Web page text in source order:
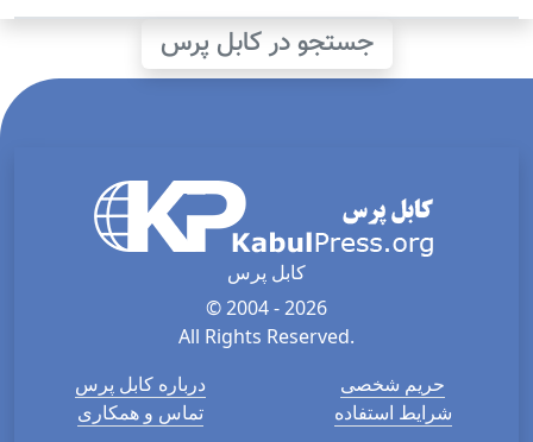
جستجو در کابل پرس
کابل پرس
© 2004 - 2026
All Rights Reserved.
درباره کابل پرس
تماس و همکاری
حریم شخصی
شرایط استفاده